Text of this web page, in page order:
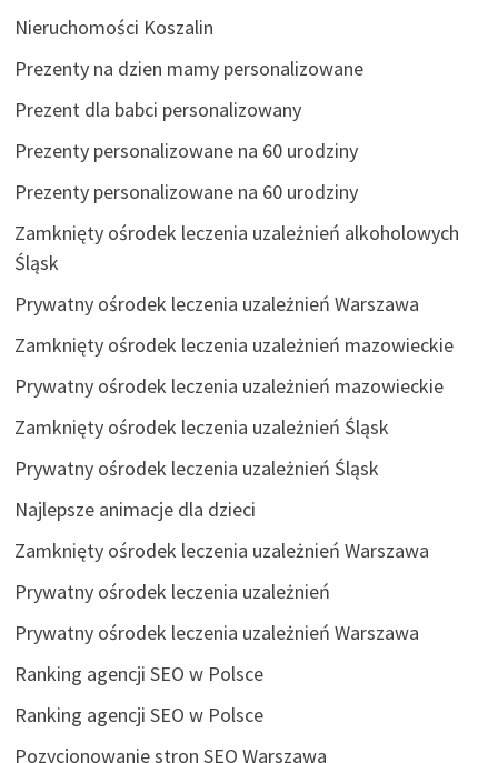
Nieruchomości Koszalin
Prezenty na dzien mamy personalizowane
Prezent dla babci personalizowany
Prezenty personalizowane na 60 urodziny
Prezenty personalizowane na 60 urodziny
Zamknięty ośrodek leczenia uzależnień alkoholowych
Śląsk
Prywatny ośrodek leczenia uzależnień Warszawa
Zamknięty ośrodek leczenia uzależnień mazowieckie
Prywatny ośrodek leczenia uzależnień mazowieckie
Zamknięty ośrodek leczenia uzależnień Śląsk
Prywatny ośrodek leczenia uzależnień Śląsk
Najlepsze animacje dla dzieci
Zamknięty ośrodek leczenia uzależnień Warszawa
Prywatny ośrodek leczenia uzależnień
Prywatny ośrodek leczenia uzależnień Warszawa
Ranking agencji SEO w Polsce
Ranking agencji SEO w Polsce
Pozycjonowanie stron SEO Warszawa